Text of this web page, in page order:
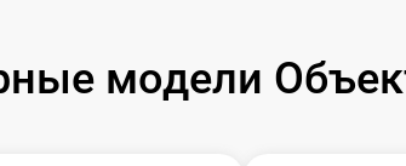
модели